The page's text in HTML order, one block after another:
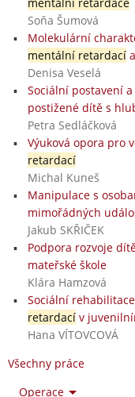
Soňa Šumová
Molekulární
mentální retardací
Denisa Veselá
Sociální postavení
postižené dítě s
Petra Sedláčková
Výuková opora pro
retardací
Michal Kuneš
Manipulace s
mimořádných
Jakub SKŘIČEK
Podpora rozvoje
mateřské škole
Klára Hamzová
Sociální
retardacív
Hana VÍTOVCOVÁ
Všechny práce
Operace